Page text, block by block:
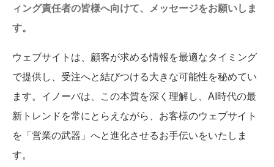
ィング責任者の皆様へ向けて、メッセージをお願いしま
す。
ウェブサイトは、顧客が求める情報を最適なタイミング
で提供し、受注へと結びつける大きな可能性を秘めてい
ます。イノーバは、この本質を深く理解し、AI時代の最
新トレンドを常にとらえながら、お客様のウェブサイト
を「営業の武器」へと進化させるお手伝いをいたしま
す。